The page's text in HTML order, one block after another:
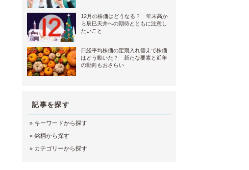
12月の株価はどうなる？ 年末高か
ら辰巳天井への期待とともに注意し
たいこと
日経平均株価の定期入れ替えで株価
はどう動いた？ 新たな要素と近年
の動向もおさらい
記事を探す
» キーワードから探す
»銘柄から探す
» カテゴリーから探す